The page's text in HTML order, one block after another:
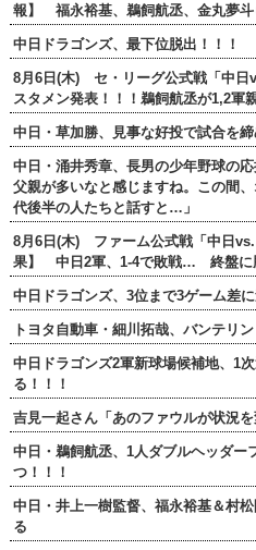
報】 福永裕基、鵜飼航丞、金丸夢斗
中日ドラゴンズ、最下位脱出！！！
8月6日(木) セ・リーグ公式戦「中日
スタメン発表！！！鵜飼航丞が1,2軍
中日・草加勝、見事な好投で試合を締
中日・涌井秀章、長男の少年野球の
父親が多いなと感じますね。この間
代後半の人たちと話すと…」
8月6日(木) ファーム公式戦「中日
果】 中日2軍、1-4で敗戦… 終盤に
中日ドラゴンズ、3位まで3ゲーム差に
トヨタ自動車・細川拓哉、バンテリ
中日ドラゴンズ2軍新球場候補地、1
る！！！
吉見一起さん「あのファウルが状況を
中日・鵜飼航丞、1人ダブルヘッダー
つ！！！
中日・井上一樹監督、福永裕基＆村
る